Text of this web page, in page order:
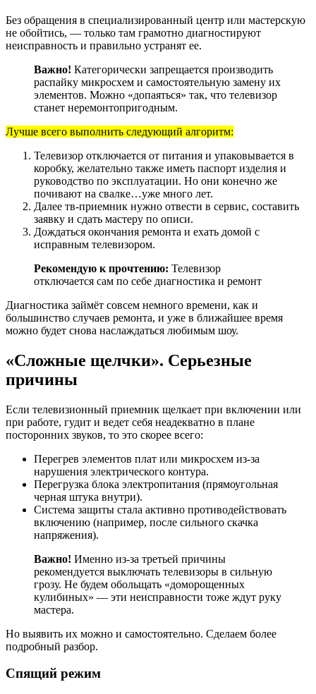
Без обращения в специализированный центр или мастерскую
не обойтись, — только там грамотно диагностируют
неисправность и правильно устранят ее.
Важно! Категорически запрещается производить
распайку микросхем и самостоятельную замену их
элементов. Можно «допаяться» так, что телевизор
станет неремонтопригодным.
Лучше всего выполнить следующий алгоритм:
Телевизор отключается от питания и упаковывается в
коробку, желательно также иметь паспорт изделия и
руководство по эксплуатации. Но они конечно же
почивают на свалке…уже много лет.
Далее тв-приемник нужно отвести в сервис, составить
заявку и сдать мастеру по описи.
Дождаться окончания ремонта и ехать домой с
исправным телевизором.
Рекомендую к прочтению: Телевизор
отключается сам по себе диагностика и ремонт
Диагностика займёт совсем немного времени, как и
большинство случаев ремонта, и уже в ближайшее время
можно будет снова наслаждаться любимым шоу.
«Сложные щелчки». Серьезные
причины
Если телевизионный приемник щелкает при включении или
при работе, гудит и ведет себя неадекватно в плане
посторонних звуков, то это скорее всего:
Перегрев элементов плат или микросхем из-за
нарушения электрического контура.
Перегрузка блока электропитания (прямоугольная
черная штука внутри).
Система защиты стала активно противодействовать
включению (например, после сильного скачка
напряжения).
Важно! Именно из-за третьей причины
рекомендуется выключать телевизоры в сильную
грозу. Не будем обольщать «доморощенных
кулибиных» — эти неисправности тоже ждут руку
мастера.
Но выявить их можно и самостоятельно. Сделаем более
подробный разбор.
Спящий режим